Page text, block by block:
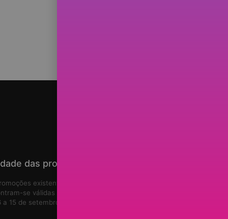
das promoções
existentes no site
se válidas de
a 15 de setembro de 2026